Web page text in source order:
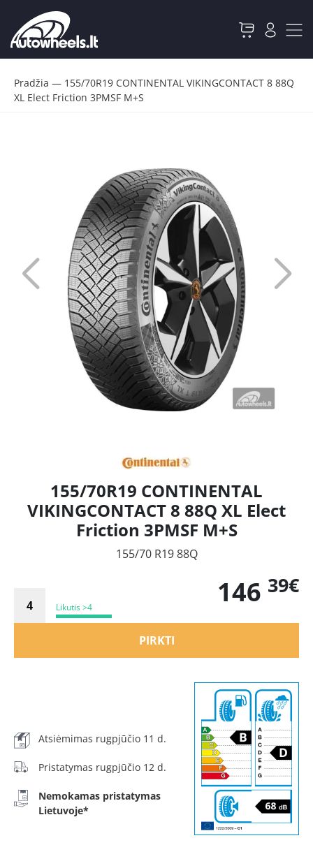
Pradžia — 155/70R19 CONTINENTAL VIKINGCONTACT 8 88Q
XL Elect Friction 3PMSF M+S
155/70R19 CONTINENTAL
VIKINGCONTACT 8 88Q XL Elect
Friction 3PMSF M+S
155/70 R19 88Q
Likutis >4 146 39€
PIRKTI
Atsiėmimas rugpjūčio 11 d.
Pristatymas rugpjūčio 12 d.
Nemokamas pristatymas
Lietuvoje*